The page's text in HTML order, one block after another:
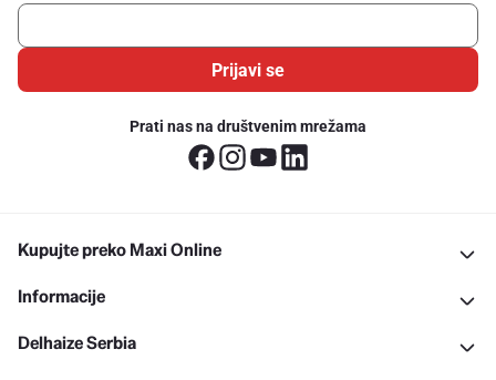
Prijavi se
Prati nas na društvenim mrežama
Kupujte preko Maxi Online
Informacije
Delhaize Serbia